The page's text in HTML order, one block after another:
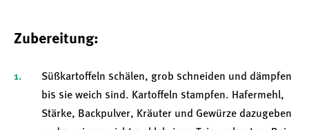
Zubereitung:
Süßkartoffeln schälen, grob schneiden und dämpfen
bis sie weich sind. Kartoffeln stampfen. Hafermehl,
Stärke, Backpulver, Kräuter und Gewürze dazugeben